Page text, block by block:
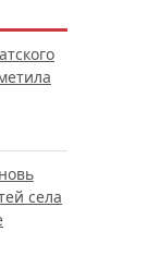
села